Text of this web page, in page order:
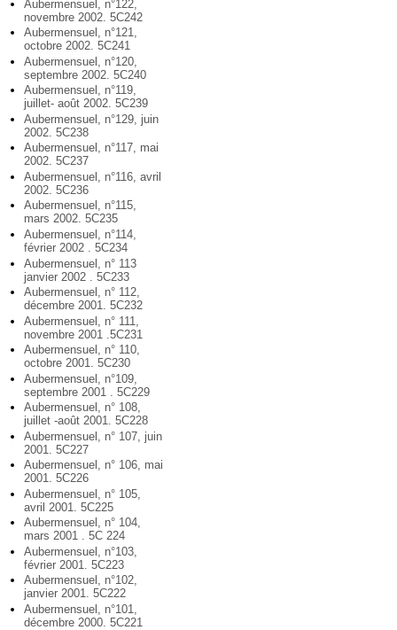
Aubermensuel, n°122,
novembre 2002. 5C242
Aubermensuel, n°121,
octobre 2002. 5C241
Aubermensuel, n°120,
septembre 2002. 5C240
Aubermensuel, n°119,
juillet- août 2002. 5C239
Aubermensuel, n°129, juin
2002. 5C238
Aubermensuel, n°117, mai
2002. 5C237
Aubermensuel, n°116, avril
2002. 5C236
Aubermensuel, n°115,
mars 2002. 5C235
Aubermensuel, n°114,
février 2002 . 5C234
Aubermensuel, n° 113
janvier 2002 . 5C233
Aubermensuel, n° 112,
décembre 2001. 5C232
Aubermensuel, n° 111,
novembre 2001 .5C231
Aubermensuel, n° 110,
octobre 2001. 5C230
Aubermensuel, n°109,
septembre 2001 . 5C229
Aubermensuel, n° 108,
juillet -août 2001. 5C228
Aubermensuel, n° 107, juin
2001. 5C227
Aubermensuel, n° 106, mai
2001. 5C226
Aubermensuel, n° 105,
avril 2001. 5C225
Aubermensuel, n° 104,
mars 2001 . 5C 224
Aubermensuel, n°103,
février 2001. 5C223
Aubermensuel, n°102,
janvier 2001. 5C222
Aubermensuel, n°101,
décembre 2000. 5C221